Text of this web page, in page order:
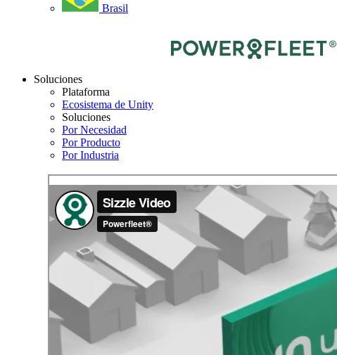
Brasil
Soluciones
Plataforma
Ecosistema de Unity
Soluciones
Por Necesidad
Por Producto
Por Industria